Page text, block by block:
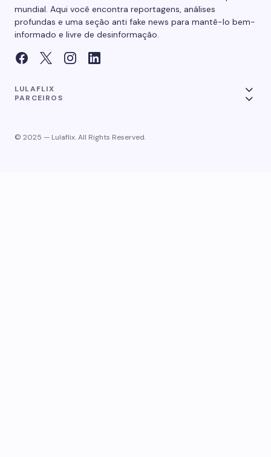
mundial. Aqui você encontra reportagens, análises
profundas e uma seção anti fake news para mantê-lo bem-
informado e livre de desinformação.
LULAFLIX
PARCEIROS
© 2025 — Lulaflix. All Rights Reserved.